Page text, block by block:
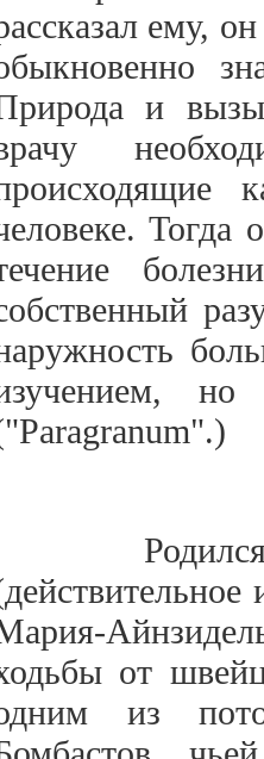
ему,
и
Тогда
но
Родился
от
из